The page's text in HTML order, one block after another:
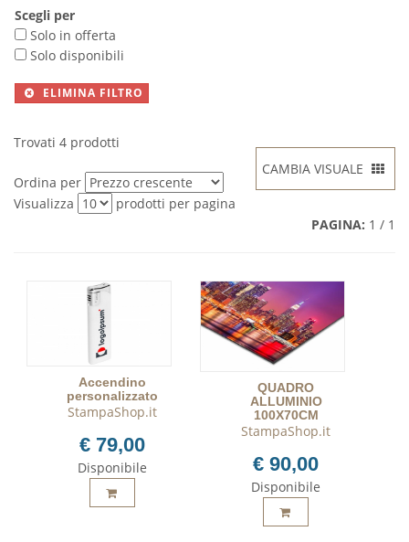
Scegli per
Solo in offerta
Solo disponibili
ELIMINA FILTRO
CAMBIA VISUALE
Trovati 4 prodotti
Ordina per
Visualizza
prodotti per pagina
PAGINA: 1 / 1
Accendino
personalizzato
StampaShop.it
€ 79,00
Disponibile
QUADRO
ALLUMINIO
100X70CM
StampaShop.it
€ 90,00
Disponibile